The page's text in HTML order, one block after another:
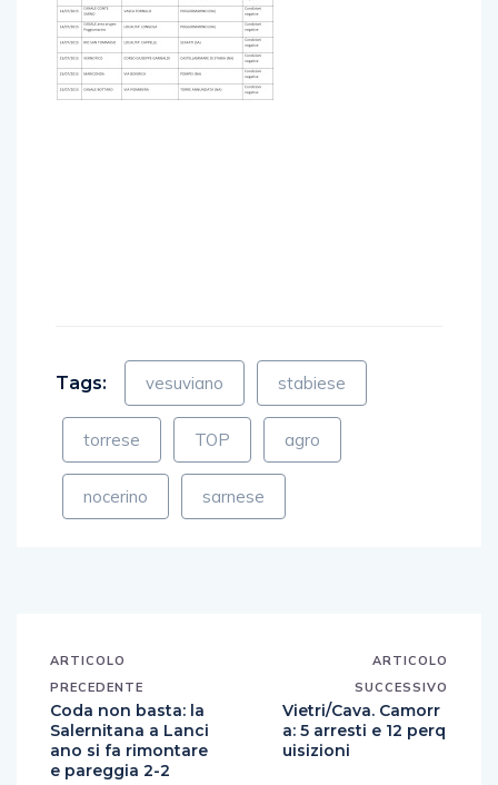
Tags: vesuviano stabiese
torrese TOP agro
nocerino sarnese
ARTICOLO
PRECEDENTE
Coda non basta: la
Salernitana a Lanci
ano si fa rimontare
e pareggia 2-2
ARTICOLO
SUCCESSIVO
Vietri/Cava. Camorr
a: 5 arresti e 12 perq
uisizioni